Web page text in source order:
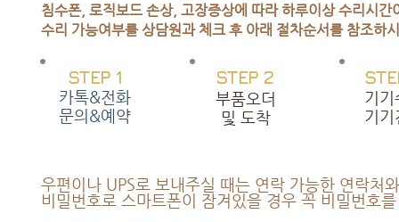
침수폰, 로직보드 손상, 고장증상에 따라 하루이상 수리시간
수리 가능여부를 상담원과 체크 후 아래 절차순서를 참조하
기기
기기
STEP 2
부품오더
및 도착
STEP 1
카톡&전화
문의&예약
우편이나 UPS로 보내주실 때는 연락 가능한 연락처
비밀번호로 스마트폰이 잠겨있을 경우 꼭 비밀번호